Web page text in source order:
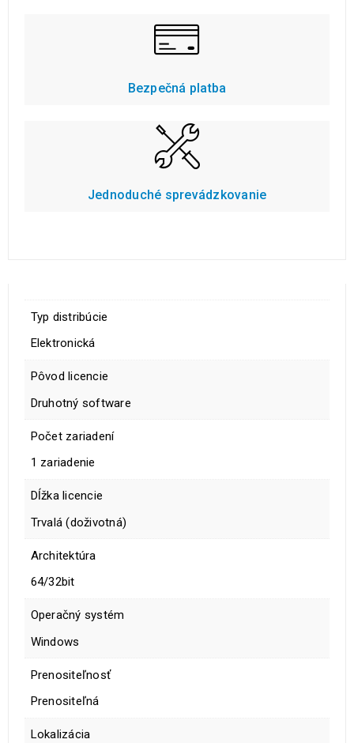
Bezpečná platba
Jednoduché sprevádzkovanie
Typ distribúcie
Elektronická
Pôvod licencie
Druhotný software
Počet zariadení
1 zariadenie
Dĺžka licencie
Trvalá (doživotná)
Architektúra
64/32bit
Operačný systém
Windows
Prenositeľnosť
Prenositeľná
Lokalizácia